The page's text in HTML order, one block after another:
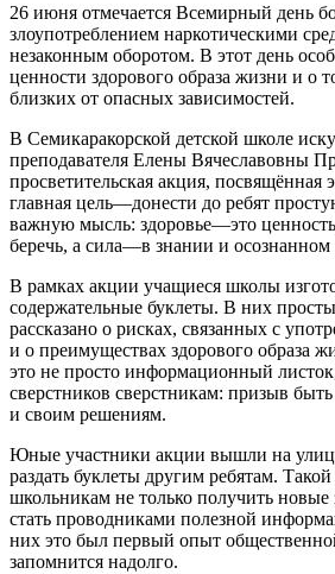
26 июня отмечается Всемирный день
злоупотреблением наркотическими
незаконным оборотом. В этот день
ценности здорового образа жизни и о
близких от опасных зависимостей.
В Семикаракорской детской школе
преподавателя Елены Вячеславовны
просветительская акция, посвящённая
главная цель—донести до ребят
важную мысль: здоровье—это
беречь, а сила—в знании и осознанном
В рамках акции учащиеся школы
содержательные буклеты. В них
рассказано о рисках, связанных с
и о преимуществах здорового образа
это не просто информационный
сверстников сверстникам: призыв
и своим решениям.
Юные участники акции вышли на
раздать буклеты другим ребятам.
школьникам не только получить
стать проводниками полезной
них это был первый опыт
запомнится надолго.